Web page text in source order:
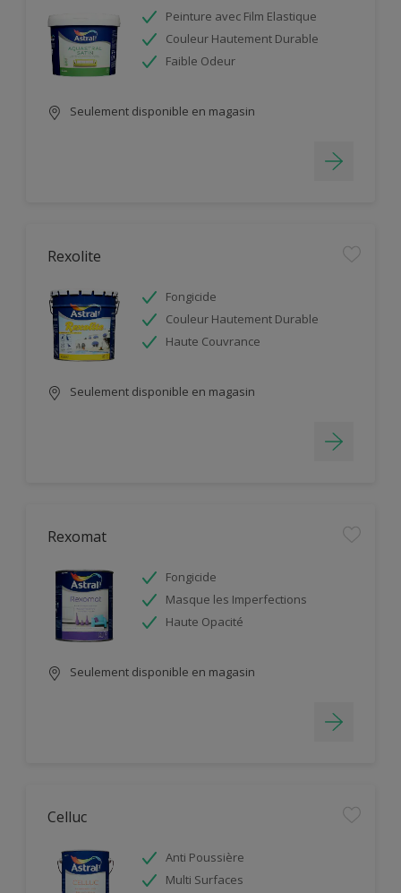
Peinture avec Film Elastique
Couleur Hautement Durable
Faible Odeur
Seulement disponible en magasin
Rexolite
Fongicide
Couleur Hautement Durable
Haute Couvrance
Seulement disponible en magasin
Rexomat
Fongicide
Masque les Imperfections
Haute Opacité
Seulement disponible en magasin
Celluc
Anti Poussière
Multi Surfaces